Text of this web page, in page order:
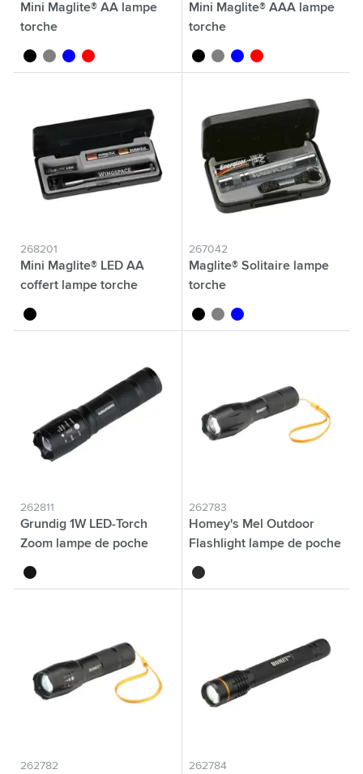
Mini Maglite® AA lampe
torche
noir gris bleu rouge
Mini Maglite® AAA lampe
torche
noir gris bleu rouge
268201
Mini Maglite® LED AA
coffert lampe torche
noir
267042
Maglite® Solitaire lampe
torche
noir gris bleu
262811
Grundig 1W LED-Torch
Zoom lampe de poche
noir
262783
Homey's Mel Outdoor
Flashlight lampe de poche
noir
262782 262784